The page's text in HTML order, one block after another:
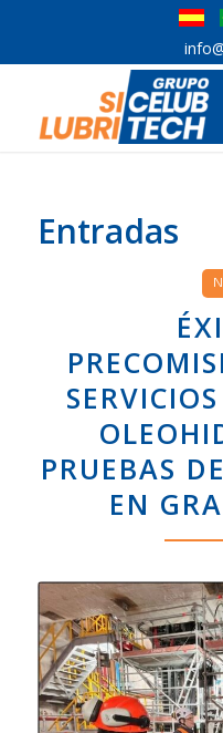
Entradas
PRUEBAS
EN